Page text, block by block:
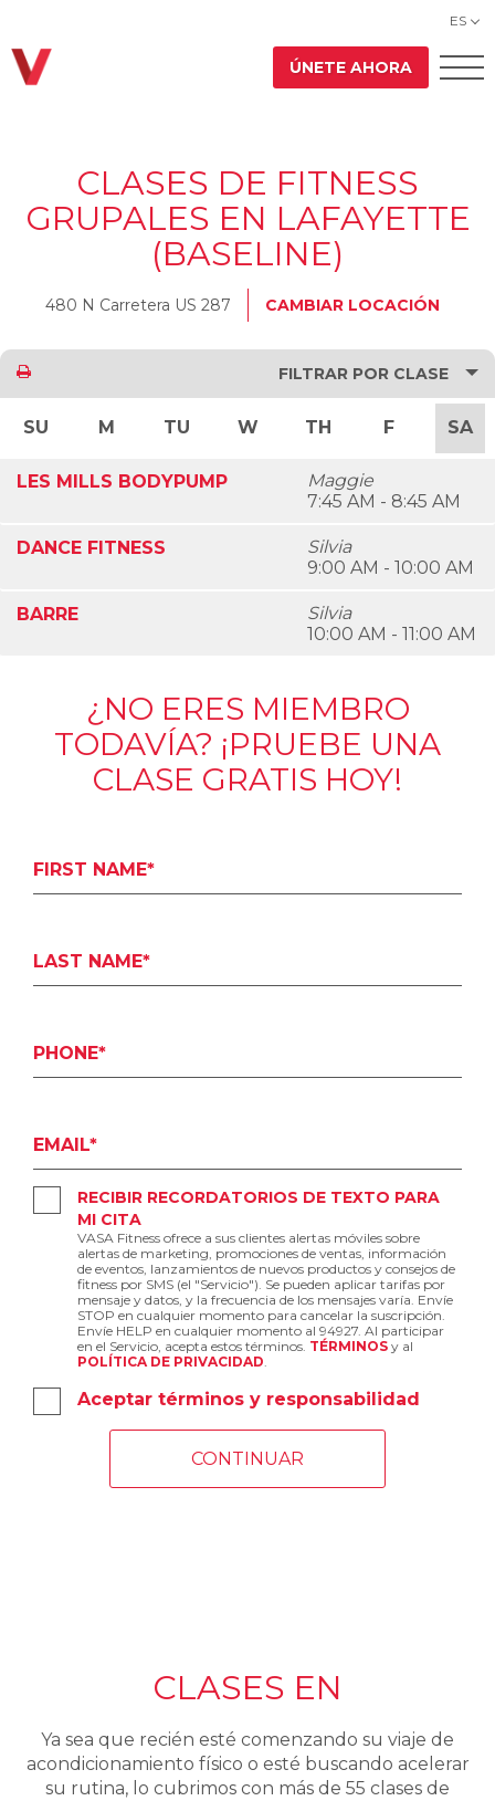
ES
ÚNETE AHORA
CLASES DE FITNESS
GRUPALES EN LAFAYETTE
(BASELINE)
480 N Carretera US 287 CAMBIAR LOCACIÓN
FILTRAR POR CLASE
SU M TU W TH F SA
LES MILLS BODYPUMP
Maggie
7:45 AM - 8:45 AM
DANCE FITNESS
Silvia
9:00 AM - 10:00 AM
BARRE
Silvia
10:00 AM - 11:00 AM
¿NO ERES MIEMBRO
TODAVÍA? ¡PRUEBE UNA
CLASE GRATIS HOY!
FIRST NAME*
LAST NAME*
PHONE*
EMAIL*
RECIBIR RECORDATORIOS DE TEXTO PARA
MI CITA
VASA Fitness ofrece a sus clientes alertas móviles sobre
alertas de marketing, promociones de ventas, información
de eventos, lanzamientos de nuevos productos y consejos de
fitness por SMS (el "Servicio"). Se pueden aplicar tarifas por
mensaje y datos, y la frecuencia de los mensajes varía. Envíe
STOP en cualquier momento para cancelar la suscripción.
Envíe HELP en cualquier momento al 94927. Al participar
en el Servicio, acepta estos términos. TÉRMINOS y al
POLÍTICA DE PRIVACIDAD.
Aceptar términos y responsabilidad
CLASES EN
Ya sea que recién esté comenzando su viaje de
acondicionamiento físico o esté buscando acelerar
su rutina, lo cubrimos con más de 55 clases de